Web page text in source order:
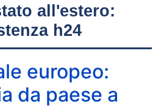
all'estero:
h24
europeo:
da paese a